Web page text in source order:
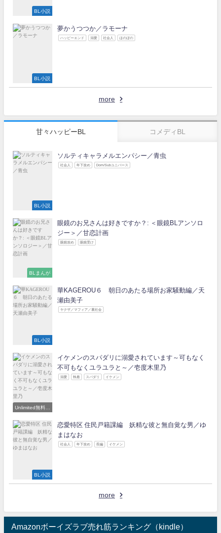
BL小説
BL小説
夢かうつつか／ラモーナ
ハッピーエンド 溺愛 社会人 ほのぼの
more
甘々ハッピーBL コメディBL
BL小説
ソルティキャラメルエンパシー／青虫
社会人 年下攻め Dom/Subユニバース
BLまんが
眼鏡のお兄さんは好きですか？: ＜眼鏡BLアンソロ
ジー＞／甘恋計画
眼鏡攻め 眼鏡受け
BL小説
華KAGEROU６ 朝日のあたる場所お家騒動編／天
瀬由美子
ヤクザ／マフィア／裏社会
Unlimited無料読
イケメンのスパダリに溺愛されています～可もなく
不可もなくユラユラと～／壱度木里乃
溺愛 執着 スパダリ イケメン
BL小説
恋愛特区 住民戸籍課編 妖精な彼と無自覚な男／ゆ
まはなお
社会人 年下攻め 長編 イケメン
more
Amazonボーイズラブ売れ筋ランキング（kindle）